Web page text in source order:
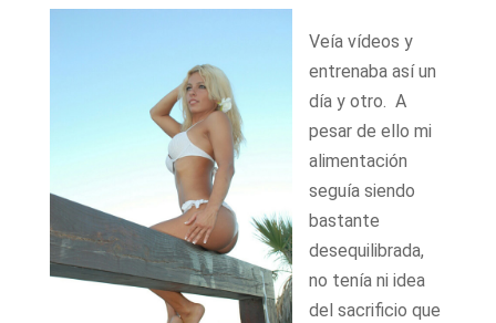
Veía vídeos y
entrenaba así un
día y otro. A
pesar de ello mi
alimentación
seguía siendo
bastante
desequilibrada,
no tenía ni idea
del sacrificio que